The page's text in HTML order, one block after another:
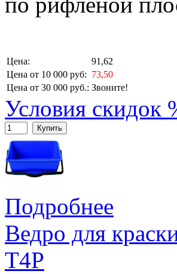
Цена:
91,62
Цена от 10 000 руб: 73,50
Цена от 30 000 руб.: Звоните!
Условия скидок
Купить
Подробнее
Ведро для
T4P